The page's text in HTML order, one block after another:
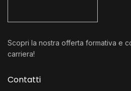
Scopri la nostra offerta formativa e
carriera!
Contatti